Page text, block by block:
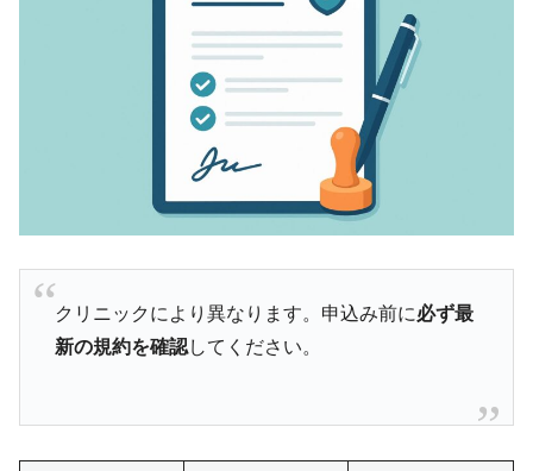
クリニックにより異なります。申込み前に必ず最
新の規約を確認してください。